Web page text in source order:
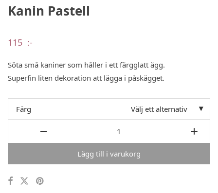
Kanin Pastell
115 :-
Söta små kaniner som håller i ett färgglatt ägg.
Superfin liten dekoration att lägga i påskägget.
Färg Välj ett alternativ
Lägg till i varukorg